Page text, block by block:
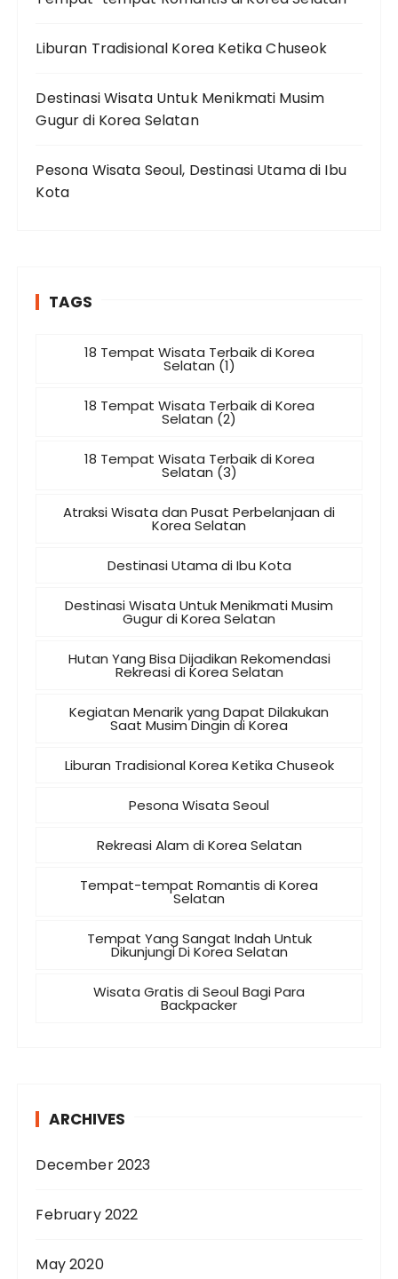
Liburan Tradisional Korea Ketika Chuseok
Destinasi Wisata Untuk Menikmati Musim
Gugur di Korea Selatan
Pesona Wisata Seoul, Destinasi Utama di Ibu
Kota
TAGS
18 Tempat Wisata Terbaik di Korea
Selatan (1)
18 Tempat Wisata Terbaik di Korea
Selatan (2)
18 Tempat Wisata Terbaik di Korea
Selatan (3)
Atraksi Wisata dan Pusat Perbelanjaan di
Korea Selatan
Destinasi Utama di Ibu Kota
Destinasi Wisata Untuk Menikmati Musim
Gugur di Korea Selatan
Hutan Yang Bisa Dijadikan Rekomendasi
Rekreasi di Korea Selatan
Kegiatan Menarik yang Dapat Dilakukan
Saat Musim Dingin di Korea
Liburan Tradisional Korea Ketika Chuseok
Pesona Wisata Seoul
Rekreasi Alam di Korea Selatan
Tempat-tempat Romantis di Korea
Selatan
Tempat Yang Sangat Indah Untuk
Dikunjungi Di Korea Selatan
Wisata Gratis di Seoul Bagi Para
Backpacker
ARCHIVES
December 2023
February 2022
May 2020